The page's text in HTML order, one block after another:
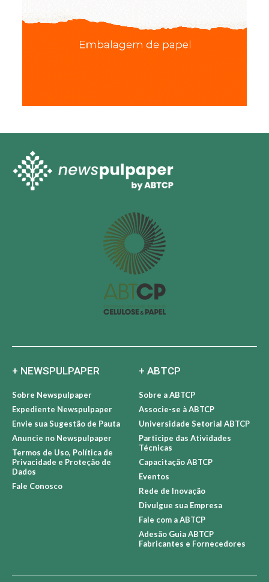
+ NEWSPULPAPER
Sobre Newspulpaper
Expediente Newspulpaper
Envie sua Sugestão de Pauta
Anuncie no Newspulpaper
Termos de Uso, Política de
Privacidade e Proteção de
Dados
Fale Conosco
+ ABTCP
Sobre a ABTCP
Associe-se à ABTCP
Universidade Setorial ABTCP
Participe das Atividades
Técnicas
Capacitação ABTCP
Eventos
Rede de Inovação
Divulgue sua Empresa
Fale com a ABTCP
Adesão Guia ABTCP
Fabricantes e Fornecedores